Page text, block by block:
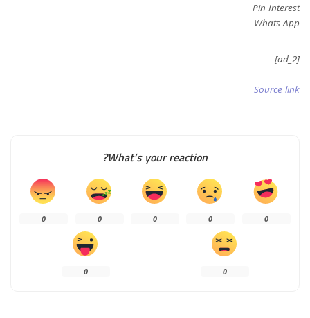
Pin Interest
Whats App
[ad_2]
Source link
What’s your reaction?
0
0
0
0
0
0
0